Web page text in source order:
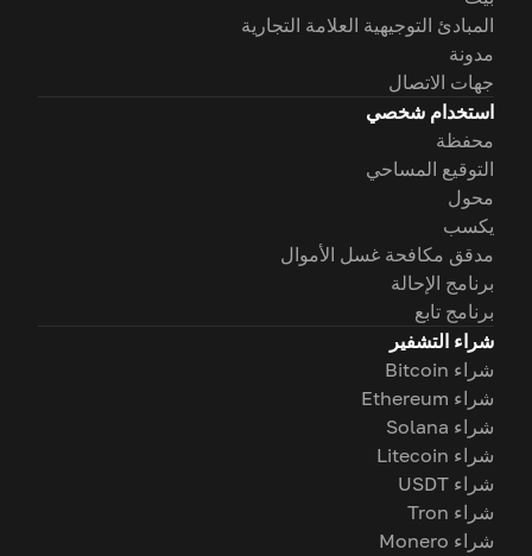
المبادئ التوجيهية العلامة التجارية
مدونة
جهات الاتصال
استخدام شخصي
محفظة
التوقيع المساحي
محول
يكسب
مدقق مكافحة غسل الأموال
برنامج الإحالة
برنامج تابع
شراء التشفير
شراء Bitcoin
شراء Ethereum
شراء Solana
شراء Litecoin
شراء USDT
شراء Tron
شراء Monero